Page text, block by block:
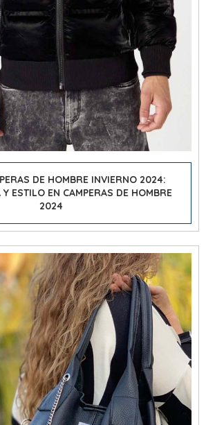
DE HOMBRE INVIERNO 2024:
ESTILO EN CAMPERAS DE HOMBRE
2024